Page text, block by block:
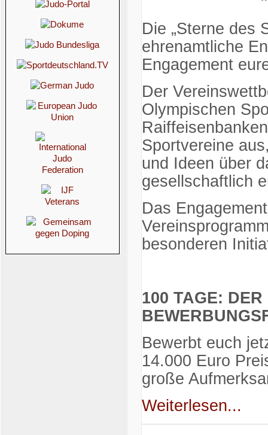
Die „Sterne des
ehrenamtliche
Engagement
Der
Olympischen
Sportvereine
und Ideen über
gesellschaftlich
Das
besonderen
100 TAGE:
Bewerbt euch
14.000 Euro
große
Weiterlesen...